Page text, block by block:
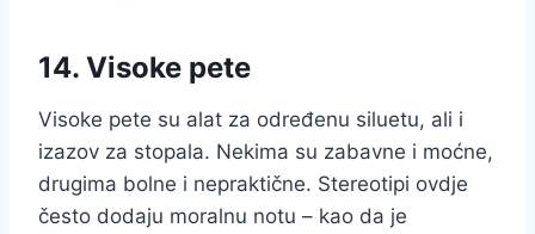
14. Visoke pete
Visoke pete su alat za određenu siluetu, ali i
izazov za stopala. Nekima su zabavne i moćne,
drugima bolne i nepraktične. Stereotipi ovdje
često dodaju moralnu notu – kao da je